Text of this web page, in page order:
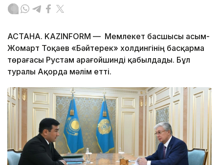
АСТАНА. KAZINFORM — Мемлекет басшысы Қасым-
Жомарт Тоқаев «Бәйтерек» холдингінің басқарма
төрағасы Рустам Қарағойшинді қабылдады. Бұл
туралы Ақорда мәлім етті.